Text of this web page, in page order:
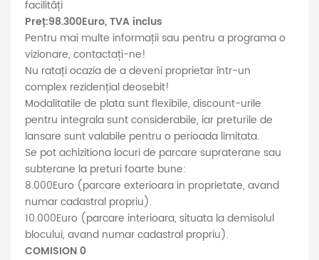
facilități
Preț:98.300Euro, TVA inclus
Pentru mai multe informații sau pentru a programa o
vizionare, contactați-ne!
Nu ratați ocazia de a deveni proprietar într-un
complex rezidențial deosebit!
Modalitatile de plata sunt flexibile, discount-urile
pentru integrala sunt considerabile, iar preturile de
lansare sunt valabile pentru o perioada limitata.
Se pot achizitiona locuri de parcare supraterane sau
subterane la preturi foarte bune:
8.000Euro (parcare exterioara in proprietate, avand
numar cadastral propriu).
10.000Euro (parcare interioara, situata la demisolul
blocului, avand numar cadastral propriu).
COMISION 0